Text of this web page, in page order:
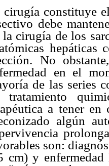
cirugía constituye
debe
la cirugía de los
hepáticas
No
en el
de las series
tratamiento
a tener en
algún
son:
cm) y